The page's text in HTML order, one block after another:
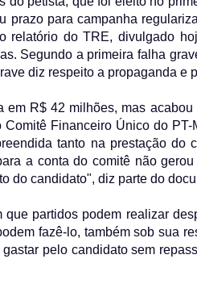
prazo para campanha
relatório do TRE, divulgado
Segundo a primeira falha
diz respeito a propaganda e
em R$ 42 milhões, mas
Financeiro Único do
tanto na prestação do
a conta do comitê não
do candidato", diz parte do
que partidos podem realizar
fazê-lo, também sob sua
pelo candidato sem